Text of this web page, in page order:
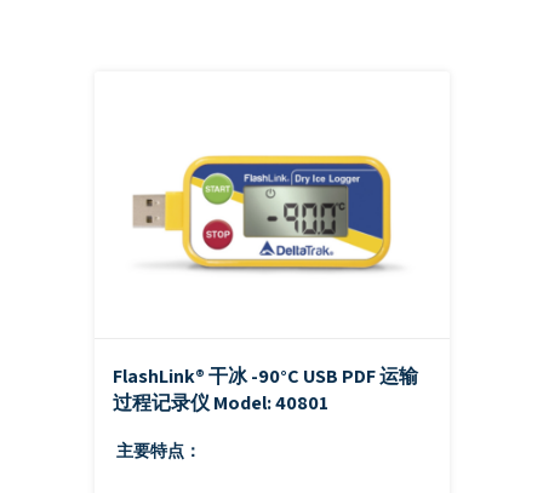
FlashLink® 干冰 -90°C USB PDF 运输
过程记录仪Model: 40801
主要特点：